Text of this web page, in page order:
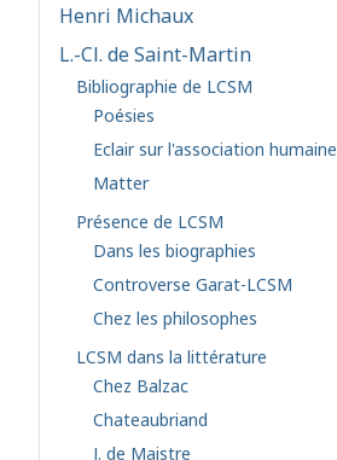
Henri Michaux
L.-Cl. de Saint-Martin
Bibliographie de LCSM
Poésies
Eclair sur l'association humaine
Matter
Présence de LCSM
Dans les biographies
Controverse Garat-LCSM
Chez les philosophes
LCSM dans la littérature
Chez Balzac
Chateaubriand
J. de Maistre